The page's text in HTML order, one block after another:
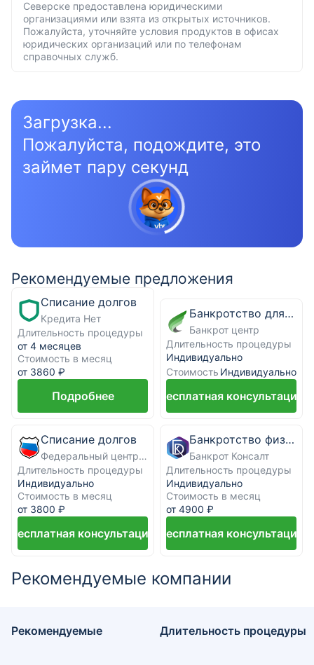
Северске предоставлена юридическими
организациями или взята из открытых источников.
Пожалуйста, уточняйте условия продуктов в офисах
юридических организаций или по телефонам
справочных служб.
Загрузка...
Пожалуйста, подождите, это
займет пару секунд
Рекомендуемые предложения
Списание долгов
Кредита Нет
Длительность процедуры
от 4 месяцев
Стоимость в месяц
от 3860 ₽
Подробнее
Банкротство для физических лиц
Банкрот центр
Длительность процедуры
Индивидуально
Стоимость Индивидуально
Бесплатная консультация
Списание долгов
Федеральный центр банкротства граждан
Длительность процедуры
Индивидуально
Стоимость в месяц
от 3800 ₽
Бесплатная консультация
Банкротство физических лиц под ключ
Банкрот Консалт
Длительность процедуры
Индивидуально
Стоимость в месяц
от 4900 ₽
Бесплатная консультация
Рекомендуемые компании
Рекомендуемые Длительность процедуры